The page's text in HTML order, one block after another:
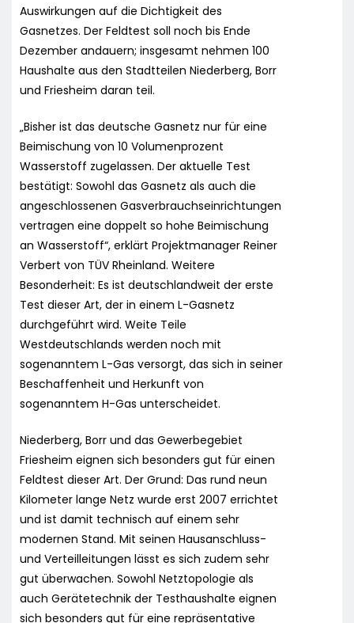
Auswirkungen auf die Dichtigkeit des
Gasnetzes. Der Feldtest soll noch bis Ende
Dezember andauern; insgesamt nehmen 100
Haushalte aus den Stadtteilen Niederberg, Borr
und Friesheim daran teil.
„Bisher ist das deutsche Gasnetz nur für eine
Beimischung von 10 Volumenprozent
Wasserstoff zugelassen. Der aktuelle Test
bestätigt: Sowohl das Gasnetz als auch die
angeschlossenen Gasverbrauchseinrichtungen
vertragen eine doppelt so hohe Beimischung
an Wasserstoff“, erklärt Projektmanager Reiner
Verbert von TÜV Rheinland. Weitere
Besonderheit: Es ist deutschlandweit der erste
Test dieser Art, der in einem L-Gasnetz
durchgeführt wird. Weite Teile
Westdeutschlands werden noch mit
sogenanntem L-Gas versorgt, das sich in seiner
Beschaffenheit und Herkunft von
sogenanntem H-Gas unterscheidet.
Niederberg, Borr und das Gewerbegebiet
Friesheim eignen sich besonders gut für einen
Feldtest dieser Art. Der Grund: Das rund neun
Kilometer lange Netz wurde erst 2007 errichtet
und ist damit technisch auf einem sehr
modernen Stand. Mit seinen Hausanschluss-
und Verteilleitungen lässt es sich zudem sehr
gut überwachen. Sowohl Netztopologie als
auch Gerätetechnik der Testhaushalte eignen
sich besonders gut für eine repräsentative